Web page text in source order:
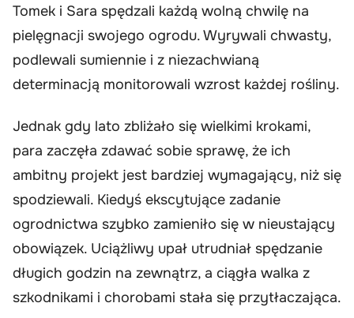
Tomek i Sara spędzali każdą wolną chwilę na
pielęgnacji swojego ogrodu. Wyrywali chwasty,
podlewali sumiennie i z niezachwianą
determinacją monitorowali wzrost każdej rośliny.
Jednak gdy lato zbliżało się wielkimi krokami,
para zaczęła zdawać sobie sprawę, że ich
ambitny projekt jest bardziej wymagający, niż się
spodziewali. Kiedyś ekscytujące zadanie
ogrodnictwa szybko zamieniło się w nieustający
obowiązek. Uciążliwy upał utrudniał spędzanie
długich godzin na zewnątrz, a ciągła walka z
szkodnikami i chorobami stała się przytłaczająca.